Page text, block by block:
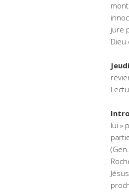
jure
Dieu
lui »